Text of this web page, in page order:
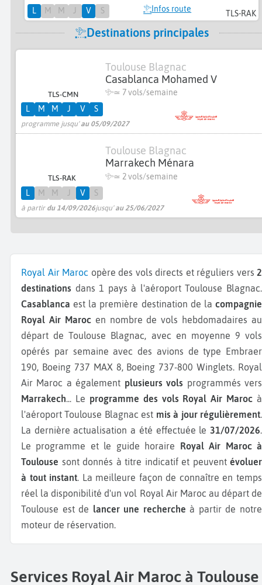
TLS-RAK
L M M J V S Infos route
Destinations principales
TLS-CMN
Toulouse Blagnac
Casablanca Mohamed V
≃ 7 vols/semaine
programme jusqu'au 05/09/2027
L M M J V S
TLS-RAK
Toulouse Blagnac
Marrakech Ménara
≃ 2 vols/semaine
à partir du 14/09/2026jusqu'au 25/06/2027
L M M V S
Royal Air Maroc opère des vols directs et réguliers vers 2
destinations dans 1 pays à l'aéroport Toulouse Blagnac.
Casablanca est la première destination de la compagnie
Royal Air Marocen nombre de vols hebdomadaires au
départ de Toulouse Blagnac, avec en moyenne 9 vols
opérés par semaine avec des avions de type Embraer
190, Boeing 737 MAX 8, Boeing 737-800 Winglets. Royal
Air Maroc a également plusieurs vols programmés vers
Marrakech... Le programme des vols Royal Air Maroc à
l'aéroport Toulouse Blagnac est mis à jour régulièrement.
La dernière actualisation a été effectuée le 31/07/2026.
Le programme et le guide horaire Royal Air Maroc à
Toulouse sont donnés à titre indicatif et peuvent évoluer
à tout instant. La meilleure façon de connaître en temps
réel la disponibilité d'un vol Royal Air Maroc au départ de
Toulouse est de lancer une recherche à partir de notre
moteur de réservation.
Services Royal Air Maroc à Toulouse